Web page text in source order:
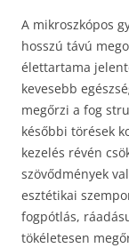
A mikroszkópos
hosszú távú
élettartama
kevesebb
megőrzi a fog
későbbi törések
kezelés révén
szövődmények
esztétikai
fogpótlás,
tökéletesen